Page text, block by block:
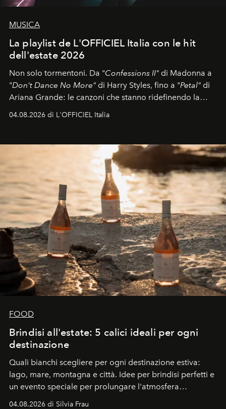
MUSICA
La playlist de L'OFFICIEL Italia con le hit
dell'estate 2026
Non solo tormentoni. Da "Confessions II" di Madonna a
"Don't Dance No More" di Harry Styles, fino a "Petal" di
Ariana Grande: le canzoni che stanno ridefinendo la
colonna sonora della stagione.
04.08.2026 di L'OFFICIEL Italia
FOOD
Brindisi all'estate: 5 calici ideali per ogni
destinazione
Quali bianchi scegliere per ogni destinazione estiva:
lago, mare, montagna e città. Idee per brindisi perfetti e
un evento speciale per prolungare l'atmosfera
04.08.2026 di Silvia Frau